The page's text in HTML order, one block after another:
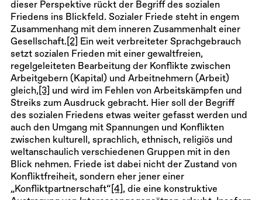
dieser Perspektive rückt der Begriff des sozialen
Friedens ins Blickfeld. Sozialer Friede steht in engem
Zusammenhang mit dem inneren Zusammenhalt einer
Gesellschaft. [2]
Ein weit verbreiteter Sprachgebrauch
setzt sozialen Frieden mit einer gewaltfreien,
regelgeleiteten Bearbeitung der Konflikte zwischen
Arbeitgebern (Kapital) und Arbeitnehmern (Arbeit)
gleich, [3]
und wird im Fehlen von Arbeitskämpfen und
Streiks zum Ausdruck gebracht. Hier soll der Begriff
des sozialen Friedens etwas weiter gefasst werden und
auch den Umgang mit Spannungen und Konflikten
zwischen kulturell, sprachlich, ethnisch, religiös und
weltanschaulich verschiedenen Gruppen mit in den
Blick nehmen. Friede ist dabei nicht der Zustand von
Konfliktfreiheit, sondern eher jener einer
„Konfliktpartnerschaft“ [4] , die eine konstruktive